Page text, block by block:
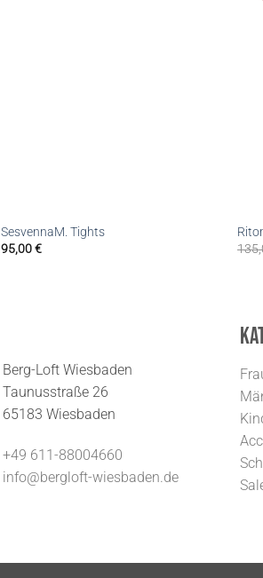
SesvennaM. Tights
95,00€
Berg-Loft Wiesbaden
Taunusstraße 26
65183 Wiesbaden
+49 611-88004660
info@bergloft-wiesbaden.de